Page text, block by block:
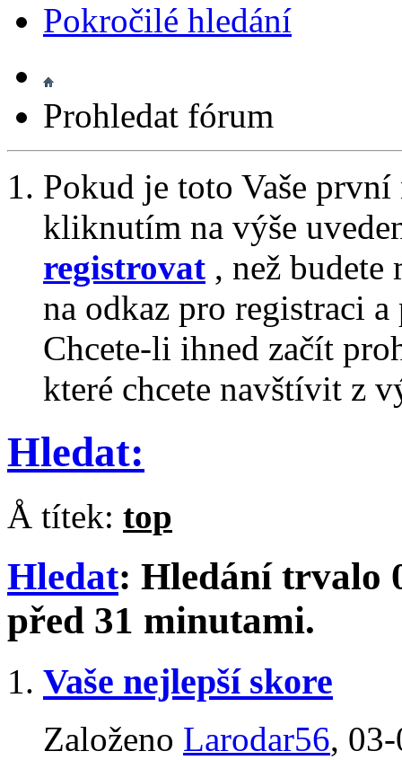
Pokročilé hledání
Prohledat fórum
Pokud je toto Vaše
kliknutím na výše
registrovat , než
na odkaz pro registraci
Chcete-li ihned začít
které chcete navštívit z
Hledat:
Å títek: top
Hledat: Hledání trvalo
před 31 minutami.
Vaše nejlepší skore
Založeno Larodar56‎,